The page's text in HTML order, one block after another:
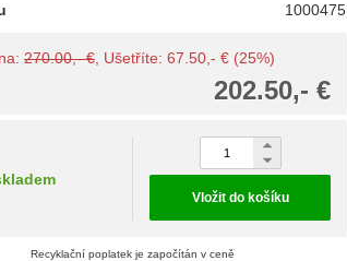
1000475
270.00,- € , Ušetříte: 67.50,- € (25%)
202.50,- €
Vložit do košíku
Recyklační poplatek je započítán v ceně